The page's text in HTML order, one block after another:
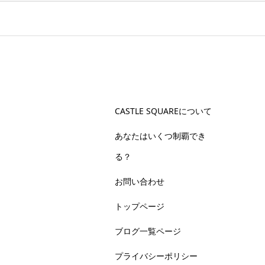
CASTLE SQUAREについて
あなたはいくつ制覇でき
る？
お問い合わせ
トップページ
ブログ一覧ページ
プライバシーポリシー